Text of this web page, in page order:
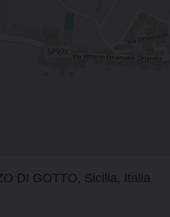
DI GOTTO, Sicilia, Italia